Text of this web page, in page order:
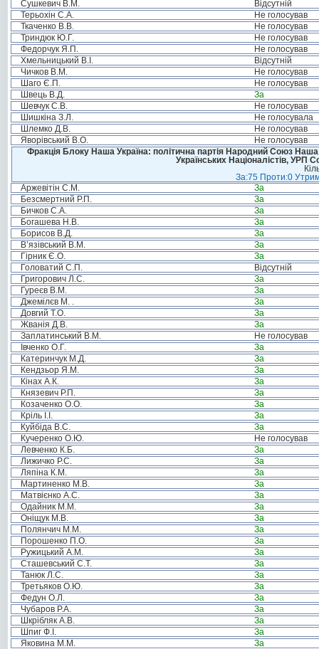
Сушкевич В.М.
Відсутній
Терьохін С.А.
Не голосував
Ткаченко В.В.
Не голосував
Триндюк Ю.Г.
Не голосував
Федорчук Я.П.
Не голосував
Хмельницький В.І.
Відсутній
Чичков В.М.
Не голосував
Шаго Є.П.
Не голосував
Швець В.Д.
За
Шевчук С.В.
Не голосував
Шишкіна З.Л.
Не голосувала
Шлемко Д.В.
Не голосував
Яворівський В.О.
Не голосував
Фракція Блоку Наша Україна: політична партія Народний Союз Наша
Українських Націоналістів, УРП
За:75 Проти:0
Аржевітін С.М.
За
Безсмертний Р.П.
За
Бичков С.А.
За
Богашева Н.В.
За
Борисов В.Д.
За
В’язівський В.М.
За
Гірник Є.О.
За
Головатий С.П.
Відсутній
Григорович Л.С.
За
Гуреєв В.М.
За
Джемілєв М. .
За
Довгий Т.О.
За
Жванія Д.В.
За
Заплатинський В.М.
Не голосував
Івченко О.Г.
За
Катеринчук М.Д.
За
Кендзьор Я.М.
За
Кінах А.К.
За
Князевич Р.П.
За
Козаченко О.О.
За
Кріль І.І.
За
Куйбіда В.С.
За
Кучеренко О.Ю.
Не голосував
Левченко К.Б.
За
Лижичко Р.С.
За
Ляпіна К.М.
За
Мартиненко М.В.
За
Матвієнко А.С.
За
Одайник М.М.
За
Оніщук М.В.
За
Полянчич М.М.
За
Порошенко П.О.
За
Ружицький А.М.
За
Сташевський С.Т.
За
Танюк Л.С.
За
Третьяков О.Ю.
За
Федун О.Л.
За
Чубаров Р.А.
За
Шкрібляк А.В.
За
Шпиг Ф.І.
За
Яковина М.М.
За